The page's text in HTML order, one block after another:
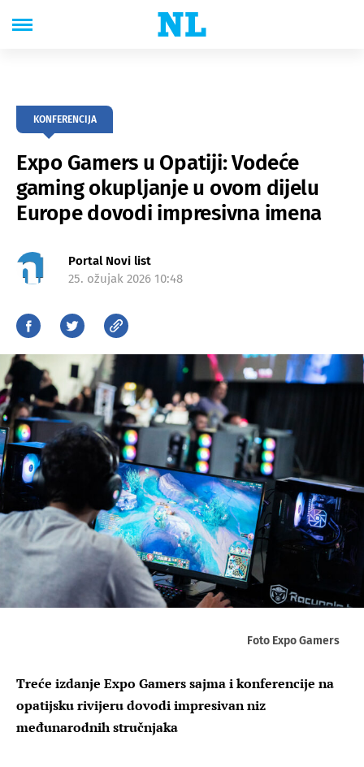
KONFERENCIJA
Expo Gamers u Opatiji: Vodeće
gaming okupljanje u ovom dijelu
Europe dovodi impresivna imena
Portal Novi list
25. ožujak 2026 10:48
Foto Expo Gamers
Treće izdanje Expo Gamers sajma i konferencije na
opatijsku rivijeru dovodi impresivan niz
međunarodnih stručnjaka